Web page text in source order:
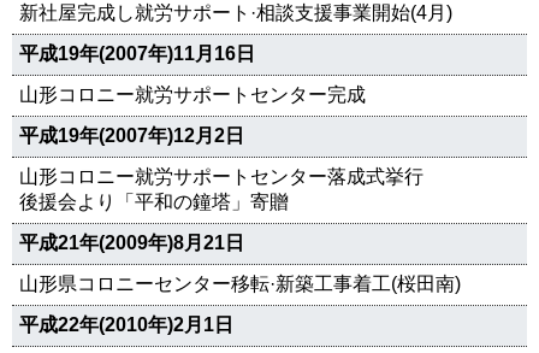
新社屋完成し就労サポート·相談支援事業開始(4月)
平成19年(2007年)11月16日
山形コロニー就労サポートセンター完成
平成19年(2007年)12月2日
山形コロニー就労サポートセンター落成式挙行
後援会より「平和の鐘塔」寄贈
平成21年(2009年)8月21日
山形県コロニーセンター移転·新築工事着工(桜田南)
平成22年(2010年)2月1日